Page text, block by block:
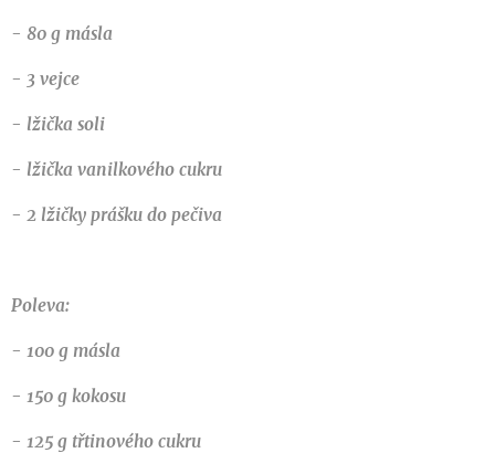
- 80 g másla
- 3 vejce
- lžička soli
- lžička vanilkového cukru
- 2 lžičky prášku do pečiva
Poleva:
- 100 g másla
- 150 g kokosu
- 125 g třtinového cukru